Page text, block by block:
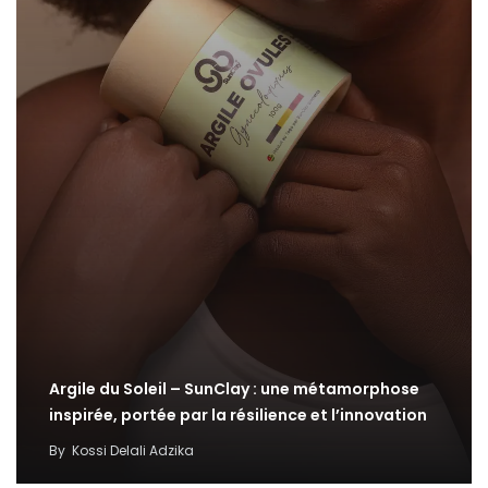
Argile du Soleil – SunClay : une métamorphose
inspirée, portée par la résilience et l’innovation
By Kossi Delali Adzika